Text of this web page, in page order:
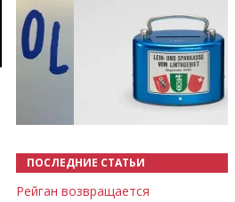
ПОСЛЕДНИЕ СТАТЬИ
Рейган возвращается